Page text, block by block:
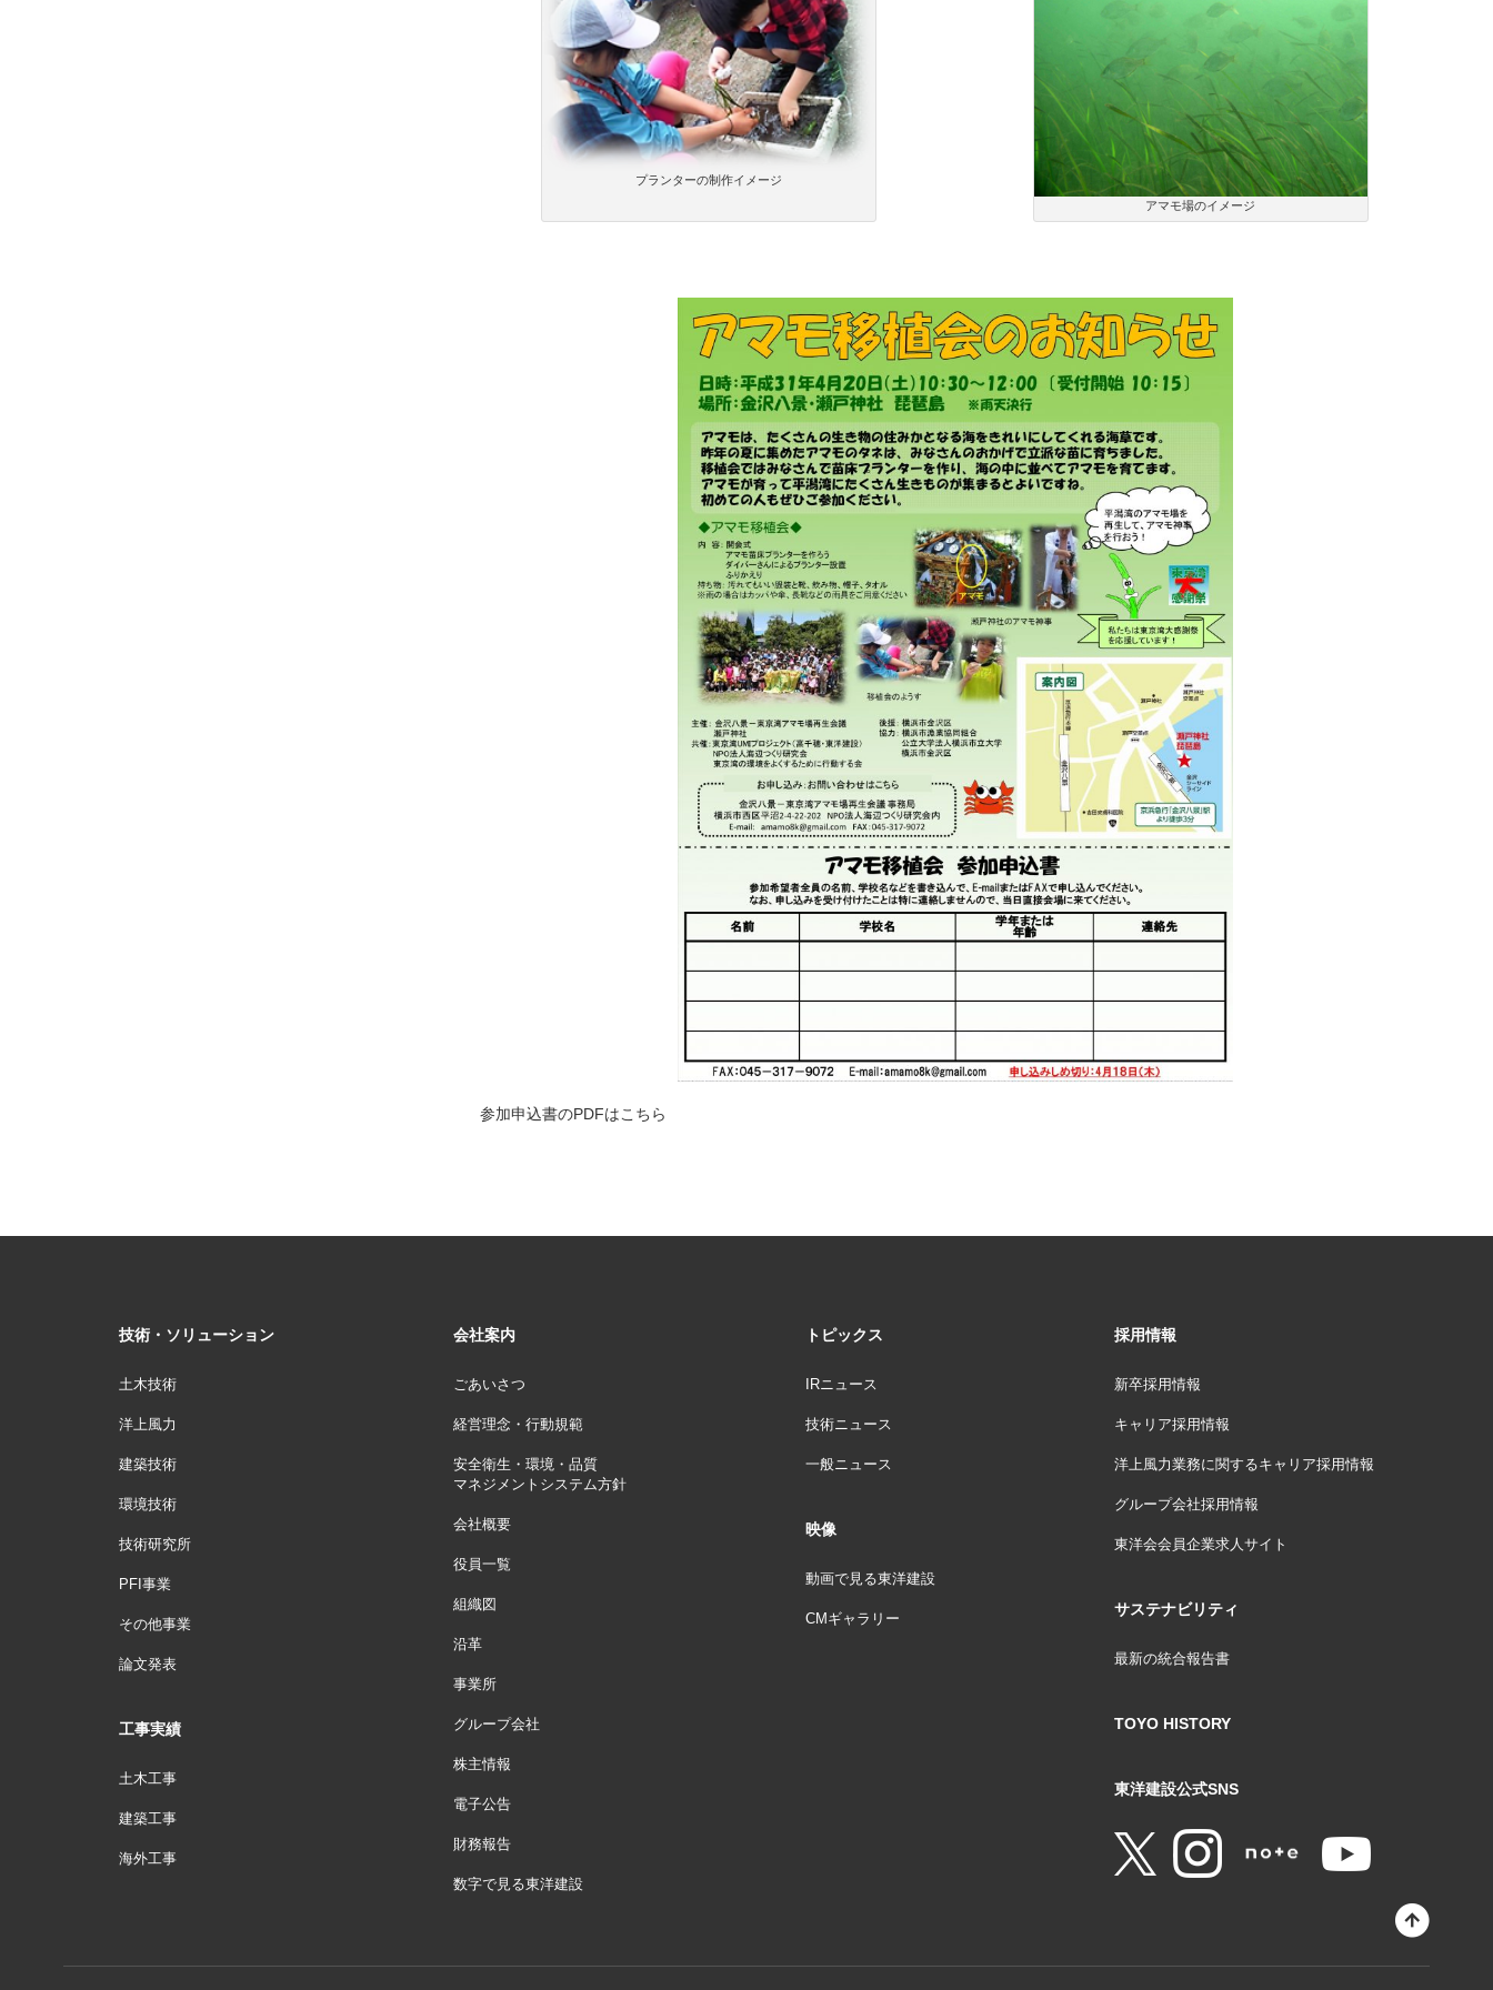
プランターの制作イメージ
アマモ場のイメージ
参加申込書のPDFはこちら
技術・ソリューション
土木技術
洋上風力
建築技術
環境技術
技術研究所
PFI事業
その他事業
論文発表
工事実績
土木工事
建築工事
海外工事
会社案内
ごあいさつ
経営理念・行動規範
安全衛生・環境・品質
マネジメントシステム方針
会社概要
役員一覧
組織図
沿革
事業所
グループ会社
株主情報
電子公告
財務報告
数字で見る東洋建設
トピックス
IRニュース
技術ニュース
一般ニュース
映像
動画で見る東洋建設
CMギャラリー
採用情報
新卒採用情報
キャリア採用情報
洋上風力業務に関するキャリア採用情報
グループ会社採用情報
東洋会会員企業求人サイト
サステナビリティ
最新の統合報告書
TOYO HISTORY
東洋建設公式SNS